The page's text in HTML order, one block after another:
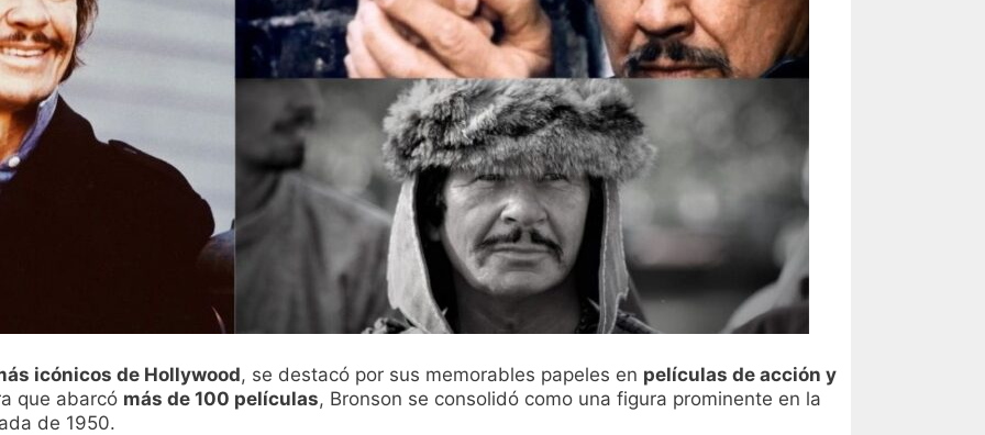
icónicos de Hollywood, se destacó por sus memorables papeles en películas de acción y
que abarcó más de 100 películas, Bronson se consolidó como una figura prominente en la
de 1950.